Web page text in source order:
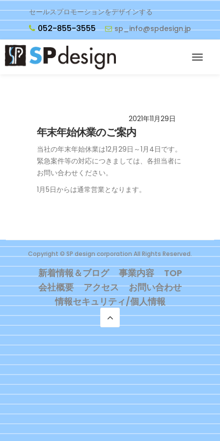
セールスプロモーションをデザインする
052-855-3555 sp_info@spdesign.jp
2021年11月29日
年末年始休業のご案内
当社の年末年始休業は12月29日～1月4日です。
緊急案件等の対応につきましては、各担当者に
お問い合わせください。
1月5日からは通常営業となります。
Copyright © SP design corporation All Rights Reserved.
新着情報＆ブログ 事業内容
TOP
会社概要
アクセス
お問い合わせ
情報セキュリティ/個人情報